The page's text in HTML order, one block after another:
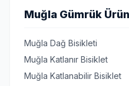
Muğla Gümrük
Muğla Dağ Bisikleti
Muğla Katlanır Bisiklet
Muğla Katlanabilir Bisiklet